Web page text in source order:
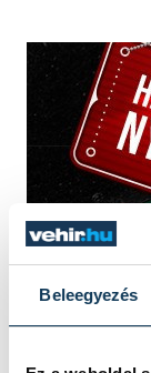
Beleegyezés